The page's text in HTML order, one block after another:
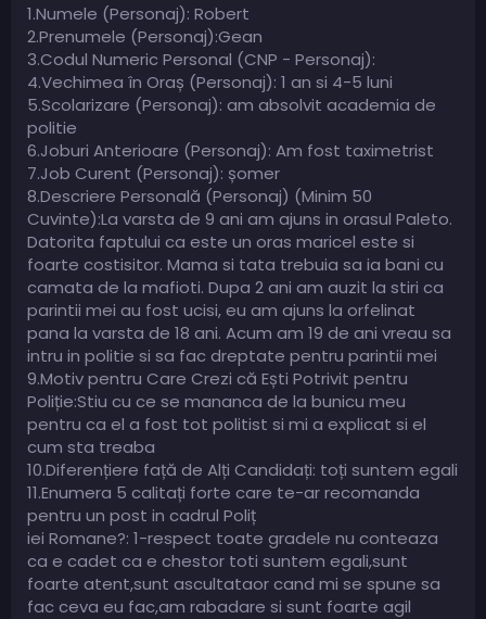
1.Numele (Personaj): Robert
2.Prenumele (Personaj):Gean
3.Codul Numeric Personal (CNP - Personaj):
4.Vechimea în Oraș (Personaj): 1 an si 4-5 luni
5.Scolarizare (Personaj): am absolvit academia de
politie
6.Joburi Anterioare (Personaj): Am fost taximetrist
7.Job Curent (Personaj): șomer
8.Descriere Personală (Personaj) (Minim 50
Cuvinte):La varsta de 9 ani am ajuns in orasul Paleto.
Datorita faptului ca este un oras maricel este si
foarte costisitor. Mama si tata trebuia sa ia bani cu
camata de la mafioti. Dupa 2 ani am auzit la stiri ca
parintii mei au fost ucisi, eu am ajuns la orfelinat
pana la varsta de 18 ani. Acum am 19 de ani vreau sa
intru in politie si sa fac dreptate pentru parintii mei
9.Motiv pentru Care Crezi că Ești Potrivit pentru
Poliție:Stiu cu ce se mananca de la bunicu meu
pentru ca el a fost tot politist si mi a explicat si el
cum sta treaba
10.Diferențiere față de Alți Candidați: toți suntem egali
11.Enumera 5 calitați forte care te-ar recomanda
pentru un post in cadrul Poliț
iei Romane?: 1-respect toate gradele nu conteaza
ca e cadet ca e chestor toti suntem egali,sunt
foarte atent,sunt ascultataor cand mi se spune sa
fac ceva eu fac,am rabadare si sunt foarte agil